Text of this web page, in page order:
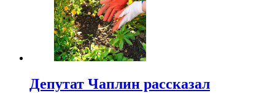
Депутат Чаплин рассказал